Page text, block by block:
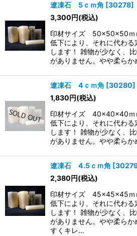
遼凍石 5ｃｍ角 [30278]
3,300円(税込)
印材サイズ 50×50×50ｍ
低下により、それに代わ
します！ 雑物が少なく、
がありません。やや柔ら
遼凍石 4ｃｍ角 [30280]
1,830円(税込)
印材サイズ 40×40×40ｍ
低下により、それに代わ
します！ 雑物が少なく、
がありません。やや柔ら
遼凍石 4.5ｃｍ角 [
2,380円(税込)
印材サイズ 45×45×45ｍ
低下により、それに代わ
します！ 雑物が少なく、
がありません。やや柔ら
すくキレ…